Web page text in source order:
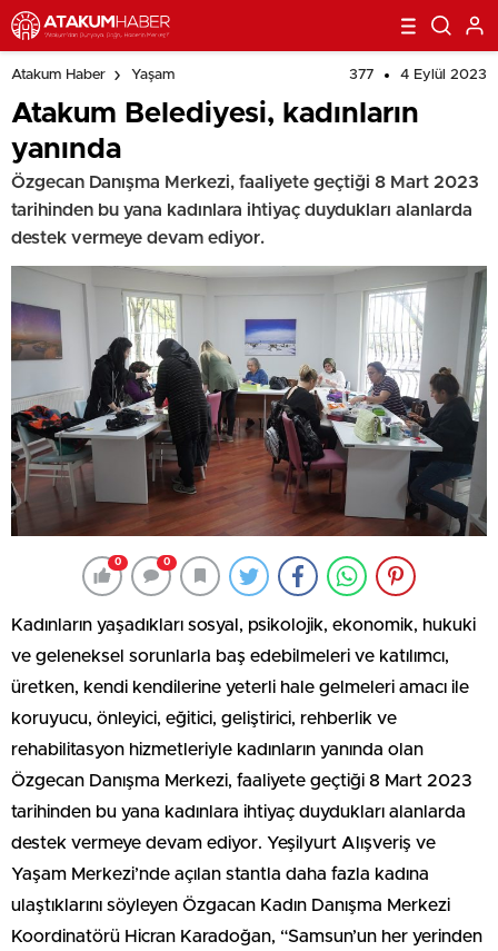
Atakum Haber Yaşam 377 4 Eylül 2023
Atakum Belediyesi, kadınların
yanında
Özgecan Danışma Merkezi, faaliyete geçtiği 8 Mart 2023
tarihinden bu yana kadınlara ihtiyaç duydukları alanlarda
destek vermeye devam ediyor.
0 0
Kadınların yaşadıkları sosyal, psikolojik, ekonomik, hukuki
ve geleneksel sorunlarla baş edebilmeleri ve katılımcı,
üretken, kendi kendilerine yeterli hale gelmeleri amacı ile
koruyucu, önleyici, eğitici, geliştirici, rehberlik ve
rehabilitasyon hizmetleriyle kadınların yanında olan
Özgecan Danışma Merkezi, faaliyete geçtiği 8 Mart 2023
tarihinden bu yana kadınlara ihtiyaç duydukları alanlarda
destek vermeye devam ediyor. Yeşilyurt Alışveriş ve
Yaşam Merkezi’nde açılan stantla daha fazla kadına
ulaştıklarını söyleyen Özgacan Kadın Danışma Merkezi
Koordinatörü Hicran Karadoğan, “Samsun’un her yerinden